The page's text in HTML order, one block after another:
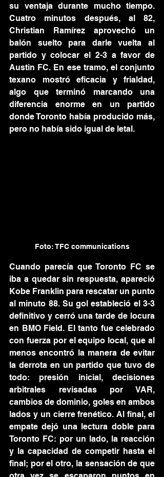
su ventaja durante mucho tiempo.
Cuatro minutos después, al 82,
Christian Ramírez aprovechó un
balón suelto para darle vuelta al
partido y colocar el 2-3 a favor de
Austin FC. En ese tramo, el conjunto
texano mostró eficacia y frialdad,
algo que terminó marcando una
diferencia enorme en un partido
donde Toronto había producido más,
pero no había sido igual de letal.
Foto: TFC communications
Cuando parecía que Toronto FC se
iba a quedar sin respuesta, apareció
Kobe Franklin para rescatar un punto
al minuto 88. Su gol estableció el 3-3
definitivo y cerró una tarde de locura
en BMO Field. El tanto fue celebrado
con fuerza por el equipo local, que al
menos encontró la manera de evitar
la derrota en un partido que tuvo de
todo: presión inicial, decisiones
arbitrales revisadas por VAR,
cambios de dominio, goles en ambos
lados y un cierre frenético. Al final, el
empate dejó una lectura doble para
Toronto FC: por un lado, la reacción
y la capacidad de competir hasta el
final; por el otro, la sensación de que